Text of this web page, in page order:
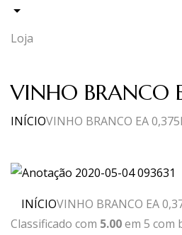
Loja
VINHO BRANCO
INÍCIOVINHO BRANCO EA
INÍCIOVINHO BRANCO EA
Classificado com 5.00em 5 com